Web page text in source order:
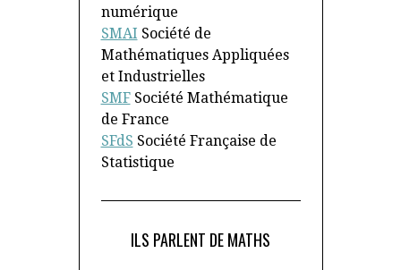
numérique
SMAI Société de
Mathématiques Appliquées
et Industrielles
SMFSociété Mathématique
de France
SFdS Société Française de
Statistique
ILS PARLENT DE MATHS